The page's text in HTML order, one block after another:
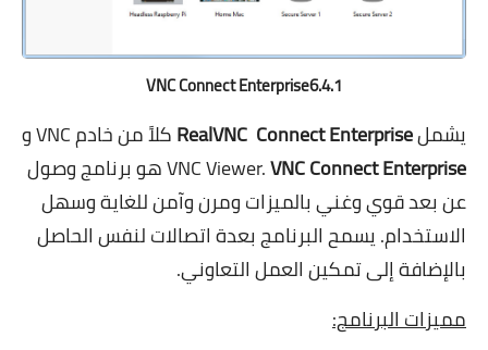
VNC Connect Enterprise6.4.1
يشملRealVNC Connect Enterprise
كلاً من خادم VNC و
VNC Viewer.VNC Connect Enterprise
هو برنامج وصول
عن بعد قوي وغني بالميزات ومرن وآمن للغاية وسهل
الاستخدام. يسمح البرنامج بعدة اتصالات لنفس الحاصل
بالإضافة إلى تمكين العمل التعاوني.
مميزات البرنامج: